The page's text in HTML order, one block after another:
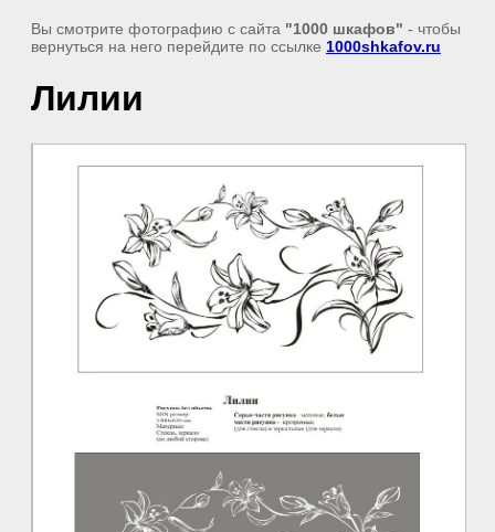
Вы смотрите фотографию с сайта "1000 шкафов" - чтобы
вернуться на него перейдите по ссылке 1000shkafov.ru
Лилии